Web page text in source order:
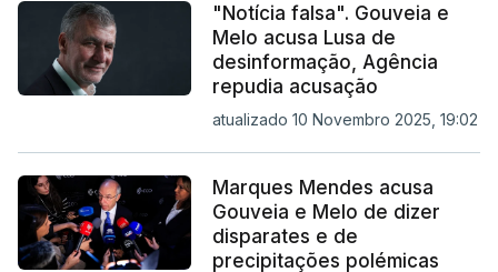
"Notícia falsa". Gouveia e
Melo acusa Lusa de
desinformação, Agência
repudia acusação
atualizado 10 Novembro 2025, 19:02
Marques Mendes acusa
Gouveia e Melo de dizer
disparates e de
precipitações polémicas